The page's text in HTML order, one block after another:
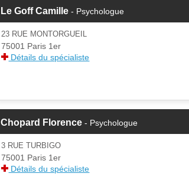
Le Goff Camille - Psychologue
Cette fiche est la propriété
d'un membre.
Si vous êtes ce membre, mettez à
jour ces informations sur votre
23 RUE MONTORGUEIL
75001 Paris 1er
Détails du spécialiste
Chopard Florence - Psychologue
Cette fiche est la propriété
d'un membre.
Si vous êtes ce membre, mettez à
jour ces informations sur votre
3 RUE TURBIGO
75001 Paris 1er
Détails du spécialiste